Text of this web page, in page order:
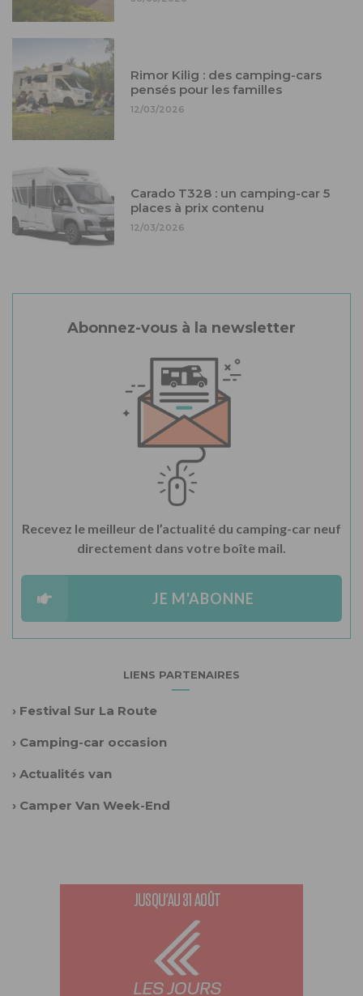
Rimor Kilig : des camping-cars
pensés pour les familles
12/03/2026
Carado T328 : un camping-car 5
places à prix contenu
12/03/2026
Abonnez-vous à la newsletter
Recevez le meilleur de l’actualité du camping-car neuf
directement dans votre boîte mail.
JE M'ABONNE
LIENS PARTENAIRES
› Festival Sur La Route
› Camping-car occasion
› Actualités van
› Camper Van Week-End